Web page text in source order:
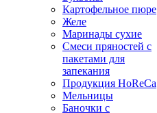
Картофельное пюре
Желе
Маринады сухие
Смеси пряностей с
пакетами для
запекания
Продукция HoReCa
Мельницы
Баночки с